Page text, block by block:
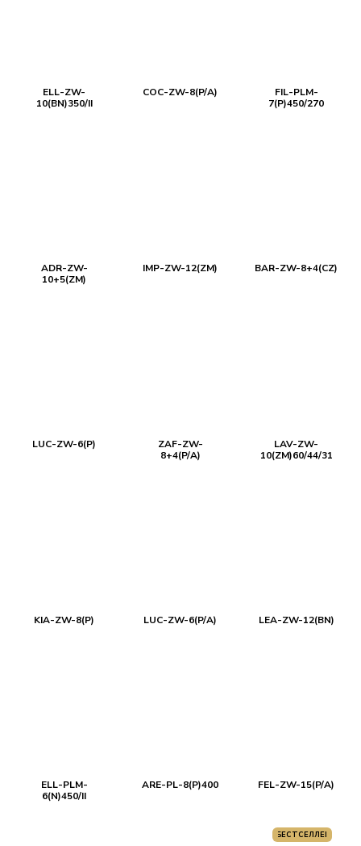
ELL-ZW-
10(BN)350/II
COC-ZW-8(P/A)
FIL-PLM-
7(P)450/270
ADR-ZW-
10+5(ZM)
IMP-ZW-12(ZM) BAR-ZW-8+4(CZ)
LUC-ZW-6(P)
ZAF-ZW-
8+4(P/A)
LAV-ZW-
10(ZM)60/44/31
KIA-ZW-8(P) LUC-ZW-6(P/A) LEA-ZW-12(BN)
ELL-PLM-
6(N)450/II
ARE-PL-8(P)400 FEL-ZW-15(P/A)
БЕСТСЕЛЛЕР